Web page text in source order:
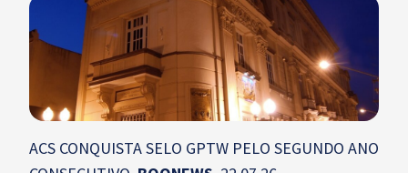
ACS CONQUISTA SELO GPTW PELO SEGUNDO ANO